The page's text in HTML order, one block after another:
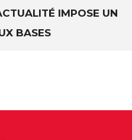
impose un
bases